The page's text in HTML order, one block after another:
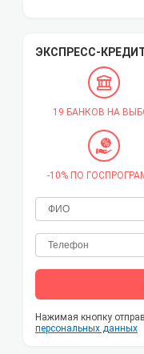
ЭКСПРЕСС-
19 БАНКОВ НА
-10% ПО
Нажимая кнопку
персональных данных